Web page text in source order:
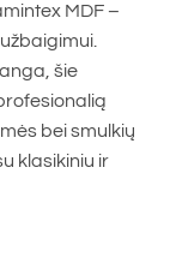
MDF –
šie
bei smulkių
klasikiniu ir